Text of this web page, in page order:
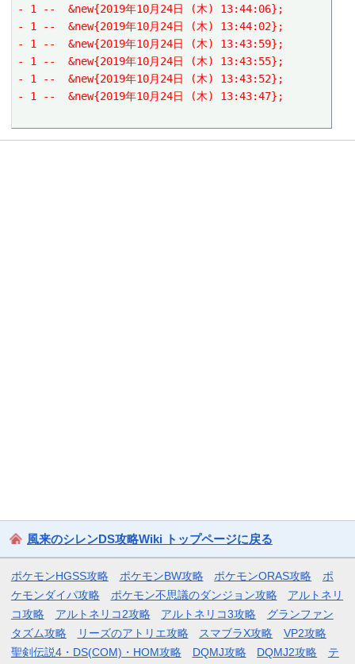
- 1 --  &new{2019年10月24日 (木) 13:44:06};
- 1 --  &new{2019年10月24日 (木) 13:44:02};
- 1 --  &new{2019年10月24日 (木) 13:43:59};
- 1 --  &new{2019年10月24日 (木) 13:43:55};
- 1 --  &new{2019年10月24日 (木) 13:43:52};
- 1 --  &new{2019年10月24日 (木) 13:43:47};
風来のシレンDS攻略Wiki トップページに戻る
ポケモンHGSS攻略 ポケモンBW攻略 ポケモンORAS攻略
ポ
ケモンダイパ攻略
ポケモン不思議のダンジョン攻略
アルトネリ
コ攻略
アルトネリコ2攻略 アルトネリコ3攻略
グランファン
タズム攻略
リーズのアトリエ攻略 スマブラX攻略
VP2攻略
聖剣伝説4・DS(COM)・HOM攻略
DQMJ攻略 DQMJ2攻略 テ